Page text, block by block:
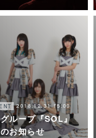
2018.12.31 15:00
ループ『SOL』
お知らせ